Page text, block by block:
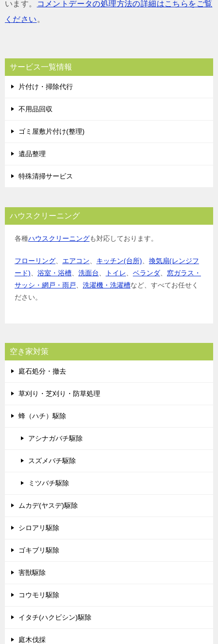
います。
コメントデータの処理方法の詳細はこちらをご覧
ください 。
サービス一覧情報
片付け・掃除代行
不用品回収
ゴミ屋敷片付け(整理)
遺品整理
特殊清掃サービス
ハウスクリーニング
各種ハウスクリーニングも対応しております。
フローリング エアコン キッチン(台所)
換気扇(レンジフ
ード)
浴室・浴槽 洗面台 トイレ ベランダ
窓ガラス・
サッシ・網戸・雨戸
洗濯機・洗濯槽など、すべてお任せく
ださい。
空き家対策
庭石処分・撤去
草刈り・芝刈り・防草処理
蜂（ハチ）駆除
アシナガバチ駆除
スズメバチ駆除
ミツバチ駆除
ムカデ(ヤスデ)駆除
シロアリ駆除
ゴキブリ駆除
害獣駆除
コウモリ駆除
イタチ(ハクビシン)駆除
庭木伐採